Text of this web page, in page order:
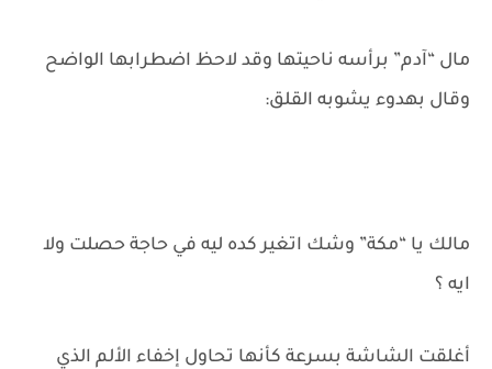
مال “آدم” برأسه ناحيتها وقد لاحظ اضطرابها الواضح
وقال بهدوء يشوبه القلق:
مالك يا “مكة” وشك اتغير كده ليه في حاجة حصلت ولا
ايه ؟
أغلقت الشاشة بسرعة كأنها تحاول إخفاء الألم الذي